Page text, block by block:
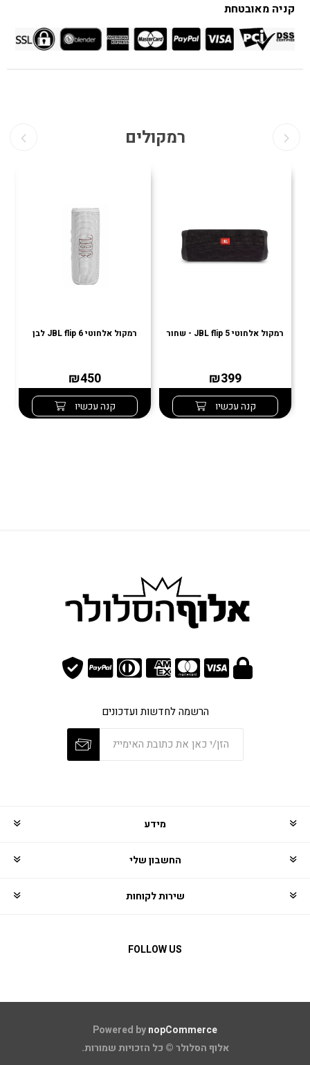
קניה מאובטחת
רמקולים
רמקול אלחוטי JBL flip 5 - שחור
₪399
קנה עכשיו
רמקול אלחוטי JBL flip 6 לבן
₪450
קנה עכשיו
הרשמה לחדשות ועדכונים
מידע
החשבון שלי
שירות לקוחות
FOLLOW US
Powered bynopCommerce
אלוף הסלולר © כל הזכויות שמורות.